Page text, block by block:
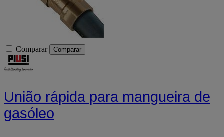
Comparar Comparar
União rápida para mangueira de
gasóleo